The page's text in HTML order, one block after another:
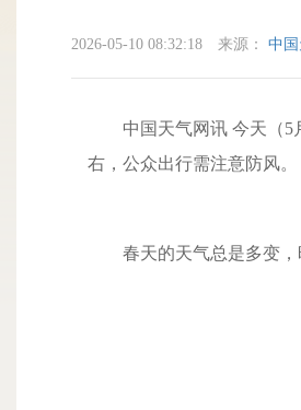
2026-05-10 08:32:18 来源： 中国
中国天气网讯 今天（5月
右，公众出行需注意防风。
春天的天气总是多变，